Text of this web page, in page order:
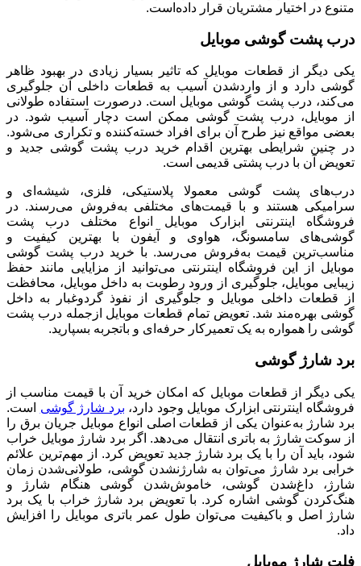
متنوع در اختیار مشتریان قرار داده‌است.
درب پشت گوشی موبایل
یکی دیگر از قطعات موبایل که تاثیر بسیار زیادی در بهبود ظاهر
گوشی دارد و از واردشدن آسیب به قطعات داخلی آن جلوگیری
می‌کند، درب پشت گوشی موبایل است. درصورت استفاده طولانی
از موبایل، درب پشت گوشی ممکن است دچار آسیب شود. در
بعضی مواقع نیز طرح آن برای افراد خسته‌کننده و تکراری می‌شود.
در چنین شرایطی بهترین اقدام خرید درب پشت گوشی جدید و
تعویض آن با درب پشتی قدیمی است.
درب‌های پشت گوشی معمولا پلاستیکی، فلزی، شیشه‌ای و
سرامیکی هستند و با قیمت‌های مختلفی به‌فروش می‌رسند. در
فروشگاه اینترنتی ابزارک موبایل انواع مختلف درب پشت
گوشی‌های سامسونگ، هواوی و آیفون با بهترین کیفیت و
مناسب‌ترین قیمت به‌فروش می‌رسد. با خرید درب پشت گوشی
موبایل از این فروشگاه اینترنتی می‌توانید از مزایایی مانند حفظ
زیبایی موبایل، جلوگیری از ورود رطوبت به داخل موبایل، محافظت
از قطعات داخلی موبایل و جلوگیری از نفوذ گردوغبار به داخل
گوشی بهره‌مند شد. تعویض تمام قطعات موبایل ازجمله درب پشت
گوشی را همواره به یک تعمیرکار حرفه‌ای و باتجربه بسپارید.
برد شارژ گوشی
یکی دیگر از قطعات موبایل که امکان خرید آن با قیمت مناسب از
فروشگاه اینترنتی ابزارک موبایل وجود دارد، برد شارژ گوشی است.
برد شارژ به‌عنوان یکی از قطعات اصلی انواع موبایل جریان برق را
از سوکت شارژ به باتری انتقال می‌دهد. اگر برد شارژ موبایل‌ خراب
شود، باید آن را با یک برد شارژ جدید تعویض کرد. از مهم‌ترین علائم
خرابی برد شارژ می‌توان به شارژنشدن گوشی، طولانی‌شدن زمان
شارژ، داغ‌شدن گوشی، خاموش‌شدن گوشی هنگام شارژ و
هنگ‌کردن گوشی اشاره کرد. با تعویض برد شارژ خراب با یک برد
شارژ اصل و باکیفیت می‌توان طول عمر باتری موبایل را افزایش
داد.
فلت شارژ موبایل